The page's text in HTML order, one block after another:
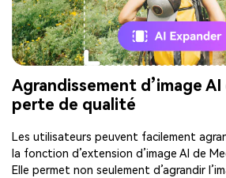
Agrandissement d’image AI
perte de qualité
Les utilisateurs peuvent facilement
la fonction d’extension d’image AI de
Elle permet non seulement d’agrandir